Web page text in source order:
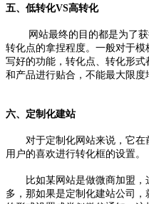
五、低转化VS高转化
网站最终的目的都是为了获
转化点的拿捏程度。一般对于
写好的功能，转化点、转化形
和产品进行贴合，不能最大限度
六、定制化建站
对于定制化网站来说，它在
用户的喜欢进行转化框的设置。
比如某网站是做微商加盟
多，那如果是定制化建站公司